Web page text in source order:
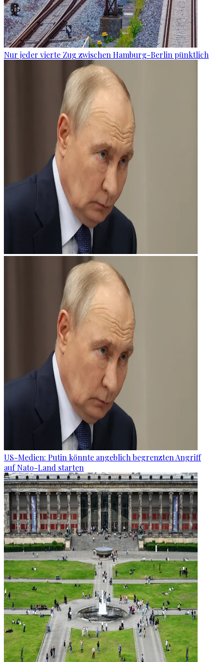
Nur jeder vierte Zug zwischen Hamburg-Berlin pünktlich
US-Medien: Putin könnte angeblich begrenzten Angriff
auf Nato-Land starten